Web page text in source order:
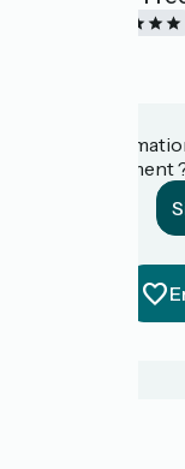
Une
établissement